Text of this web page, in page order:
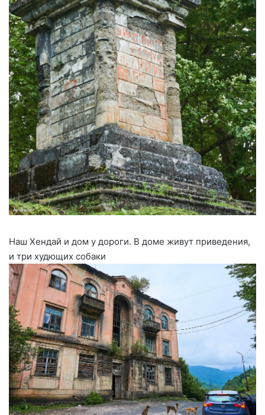
Наш Хендай и дом у дороги. В доме живут приведения,
и три худющих собаки